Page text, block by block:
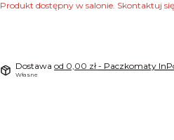
Produkt dostępny w salonie. Skontaktuj
Dostawa od 0,00 zł - Paczkomaty
Własne